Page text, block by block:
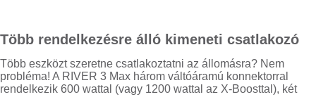
Több rendelkezésre álló kimeneti csatlakozó
Több eszközt szeretne csatlakoztatni az állomásra? Nem
probléma! A RIVER 3 Max három váltóáramú konnektorral
rendelkezik 600 wattal (vagy 1200 wattal az X-Boosttal), két